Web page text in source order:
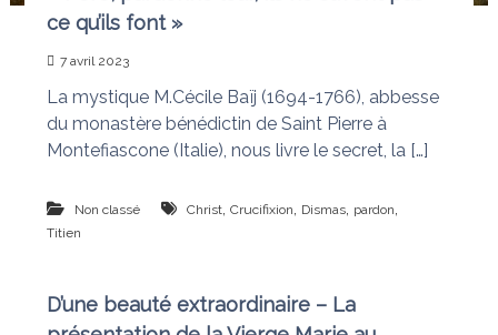
e
s
œ
s
ce qu’ils font »
7 avril 2023
La mystique M.Cécile Baïj (1694-1766), abbesse
du monastère bénédictin de Saint Pierre à
Montefiascone (Italie), nous livre le secret, la […]
Non classé Christ, Crucifixion, Dismas, pardon,
Titien
D’une beauté extraordinaire – La